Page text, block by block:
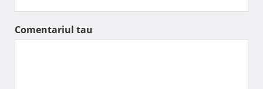
Comentariul tau